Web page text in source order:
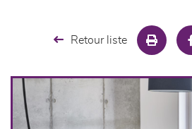
Retour liste